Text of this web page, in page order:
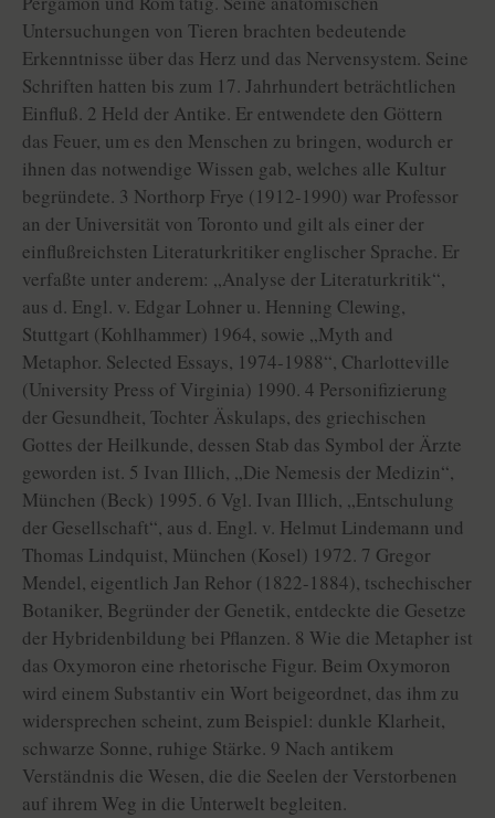
Untersuchungen von Tieren brachten bedeutende
Erkenntnisse über das Herz und das Nervensystem. Seine
Schriften hatten bis zum 17. Jahrhundert beträchtlichen
Einfluß. 2 Held der Antike. Er entwendete den Göttern
das Feuer, um es den Menschen zu bringen, wodurch er
ihnen das notwendige Wissen gab, welches alle Kultur
begründete. 3 Northorp Frye (1912-1990) war Professor
an der Universität von Toronto und gilt als einer der
einflußreichsten Literaturkritiker englischer Sprache. Er
verfaßte unter anderem: „Analyse der Literaturkritik“,
aus d. Engl. v. Edgar Lohner u. Henning Clewing,
Stuttgart (Kohlhammer) 1964, sowie „Myth and
Metaphor. Selected Essays, 1974-1988“, Charlotteville
(University Press of Virginia) 1990. 4 Personifizierung
der Gesundheit, Tochter Äskulaps, des griechischen
Gottes der Heilkunde, dessen Stab das Symbol der Ärzte
geworden ist. 5 Ivan Illich, „Die Nemesis der Medizin“,
München (Beck) 1995. 6 Vgl. Ivan Illich, „Entschulung
der Gesellschaft“, aus d. Engl. v. Helmut Lindemann und
Thomas Lindquist, München (Kosel) 1972. 7 Gregor
Mendel, eigentlich Jan Rehor (1822-1884), tschechischer
Botaniker, Begründer der Genetik, entdeckte die Gesetze
der Hybridenbildung bei Pflanzen. 8 Wie die Metapher ist
das Oxymoron eine rhetorische Figur. Beim Oxymoron
wird einem Substantiv ein Wort beigeordnet, das ihm zu
widersprechen scheint, zum Beispiel: dunkle Klarheit,
schwarze Sonne, ruhige Stärke. 9 Nach antikem
Verständnis die Wesen, die die Seelen der Verstorbenen
auf ihrem Weg in die Unterwelt begleiten.